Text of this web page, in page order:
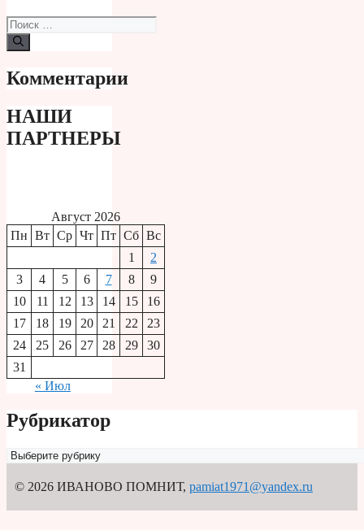
Поиск:
Комментарии
НАШИ
ПАРТНЕРЫ
Август 2026
Пн Вт Ср Чт Пт Сб Вс
1
2
3
4 5 6 7 8
9
10
11 12 13 14 15
16
17
18 19 20 21 22
23
24
25 26 27 28 29
30
31
« Июл
Рубрикатор
Рубрикатор
© 2026 ИВАНОВО ПОМНИТ, pamiat1971@yandex.ru